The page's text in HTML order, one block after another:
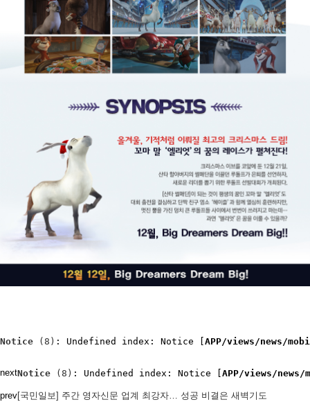
Notice (8) : Undefined index: Notice [ APP/views/news/
nextNotice (8) : Undefined index: Notice [APP/views/
prev[국민일보] 주간 영자신문 업계 최강자… 성공 비결은 새벽기도